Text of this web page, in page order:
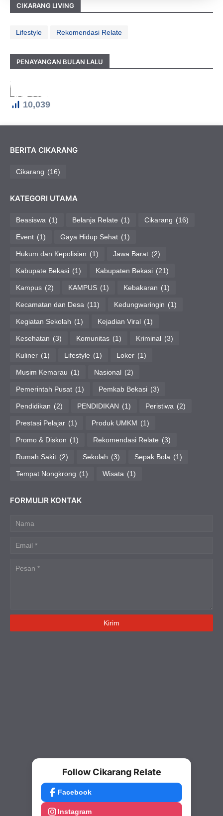
CIKARANG LIVING
Lifestyle Rekomendasi Relate
PENAYANGAN BULAN LALU
10,039
BERITA CIKARANG
Cikarang (16)
KATEGORI UTAMA
Beasiswa (1) Belanja Relate (1) Cikarang (16)
Event (1) Gaya Hidup Sehat (1)
Hukum dan Kepolisian (1) Jawa Barat (2)
Kabupate Bekasi (1) Kabupaten Bekasi (21)
Kampus (2) KAMPUS (1) Kebakaran (1)
Kecamatan dan Desa (11) Kedungwaringin (1)
Kegiatan Sekolah (1) Kejadian Viral (1)
Kesehatan (3) Komunitas (1) Kriminal (3)
Kuliner (1) Lifestyle (1) Loker (1)
Musim Kemarau (1) Nasional (2)
Pemerintah Pusat (1) Pemkab Bekasi (3)
Pendidikan (2) PENDIDIKAN (1) Peristiwa (2)
Prestasi Pelajar (1) Produk UMKM (1)
Promo & Diskon (1) Rekomendasi Relate (3)
Rumah Sakit (2) Sekolah (3) Sepak Bola (1)
Tempat Nongkrong (1) Wisata (1)
FORMULIR KONTAK
Follow Cikarang Relate
Facebook
Instagram